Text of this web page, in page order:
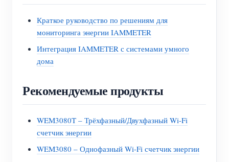
Краткое руководство по решениям для
мониторинга энергии IAMMETER
Интеграция IAMMETER с системами умного
дома
Рекомендуемые продукты
WEM3080T – Трёхфазный/Двухфазный Wi-Fi
счетчик энергии
WEM3080 – Однофазный Wi-Fi счетчик энергии